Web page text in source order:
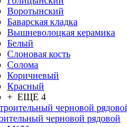
Воротынский
Баварская кладка
Вышневолоцкая керамика
Белый
Слоновая кость
Солома
Коричневый
Красный
+ ЕЩЕ 4
черновой рядовой